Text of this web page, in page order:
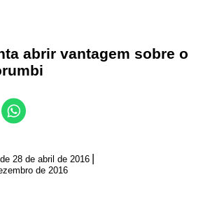
abrir vantagem sobre o
28 de abril de 2016
de 2016